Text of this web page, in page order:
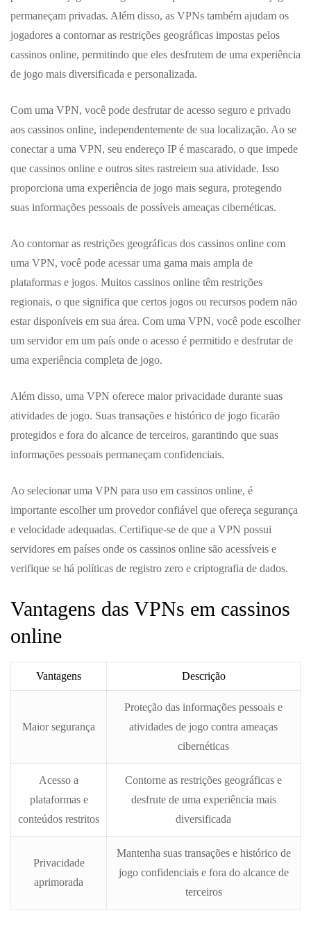
permaneçam privadas. Além disso, as VPNs também ajudam os
jogadores a contornar as restrições geográficas impostas pelos
cassinos online, permitindo que eles desfrutem de uma experiência
de jogo mais diversificada e personalizada.
Com uma VPN, você pode desfrutar de acesso seguro e privado
aos cassinos online, independentemente de sua localização. Ao se
conectar a uma VPN, seu endereço IP é mascarado, o que impede
que cassinos online e outros sites rastreiem sua atividade. Isso
proporciona uma experiência de jogo mais segura, protegendo
suas informações pessoais de possíveis ameaças cibernéticas.
Ao contornar as restrições geográficas dos cassinos online com
uma VPN, você pode acessar uma gama mais ampla de
plataformas e jogos. Muitos cassinos online têm restrições
regionais, o que significa que certos jogos ou recursos podem não
estar disponíveis em sua área. Com uma VPN, você pode escolher
um servidor em um país onde o acesso é permitido e desfrutar de
uma experiência completa de jogo.
Além disso, uma VPN oferece maior privacidade durante suas
atividades de jogo. Suas transações e histórico de jogo ficarão
protegidos e fora do alcance de terceiros, garantindo que suas
informações pessoais permaneçam confidenciais.
Ao selecionar uma VPN para uso em cassinos online, é
importante escolher um provedor confiável que ofereça segurança
e velocidade adequadas. Certifique-se de que a VPN possui
servidores em países onde os cassinos online são acessíveis e
verifique se há políticas de registro zero e criptografia de dados.
Vantagens das VPNs em cassinos
online
Vantagens Descrição
Maior segurança
Proteção das informações pessoais e
atividades de jogo contra ameaças
cibernéticas
Acesso a
plataformas e
conteúdos restritos
Contorne as restrições geográficas e
desfrute de uma experiência mais
diversificada
Privacidade
aprimorada
Mantenha suas transações e histórico de
jogo confidenciais e fora do alcance de
terceiros